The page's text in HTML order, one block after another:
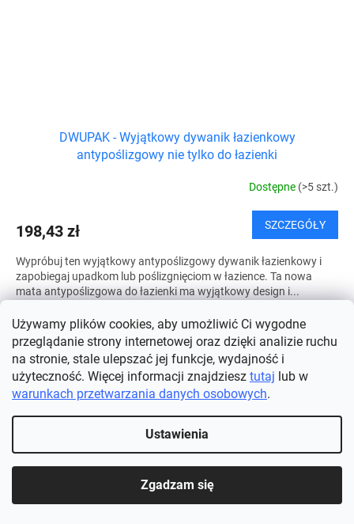
Używamy plików cookies, aby umożliwić Ci wygodne
przeglądanie strony internetowej oraz dzięki analizie ruchu
na stronie, stale ulepszać jej funkcje, wydajność i
użyteczność. Więcej informacji znajdziesz tutaj lub w
warunkach przetwarzania danych osobowych.
Ustawienia
Zgadzam się
DWUPAK - Wyjątkowy dywanik łazienkowy
antypoślizgowy nie tylko do łazienki
Dostępne (>5 szt.)
198,43 zł SZCZEGÓŁY
Wypróbuj ten wyjątkowy antypoślizgowy dywanik łazienkowy i
zapobiegaj upadkom lub poślizgnięciom w łazience. Ta nowa
mata antypoślizgowa do łazienki ma wyjątkowy design i...